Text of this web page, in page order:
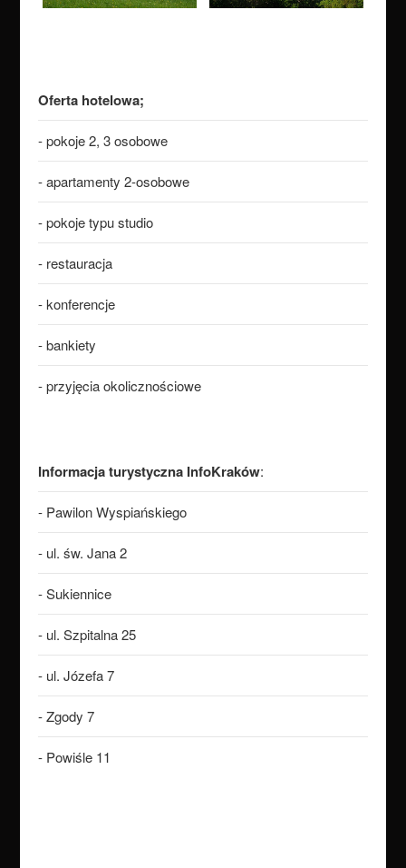
Oferta hotelowa;
- pokoje 2, 3 osobowe
- apartamenty 2-osobowe
- pokoje typu studio
- restauracja
- konferencje
- bankiety
- przyjęcia okolicznościowe
Informacja turystyczna InfoKraków:
- Pawilon Wyspiańskiego
- ul. św. Jana 2
- Sukiennice
- ul. Szpitalna 25
- ul. Józefa 7
- Zgody 7
- Powiśle 11